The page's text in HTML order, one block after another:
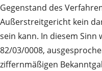
Gegenstand des
Außerstreitgericht kein
sein kann. In diesem Sinn
82/03/0008,
ziffernmäßigen